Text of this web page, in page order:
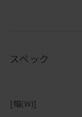
スペック
[幅(W)]